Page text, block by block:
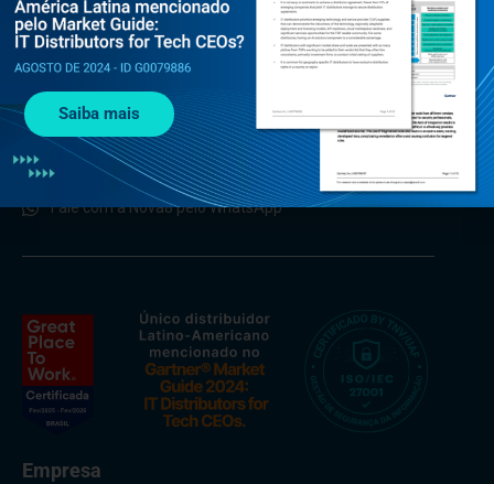
Al. Rio Negro, 585 - Torre Jaçarí - 13º andar Conjunto 134 -
+55 (11) 3375 0133
contato@nova8.com.br
Fale com a Nova8 pelo WhatsApp
Empresa
Saiba mais